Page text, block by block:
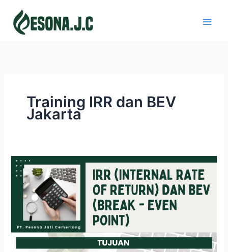
content
Training IRR dan BEV
Jakarta
IRR
(INTERNAL
RATE
RETURN)
DAN
BEV
(BREAK